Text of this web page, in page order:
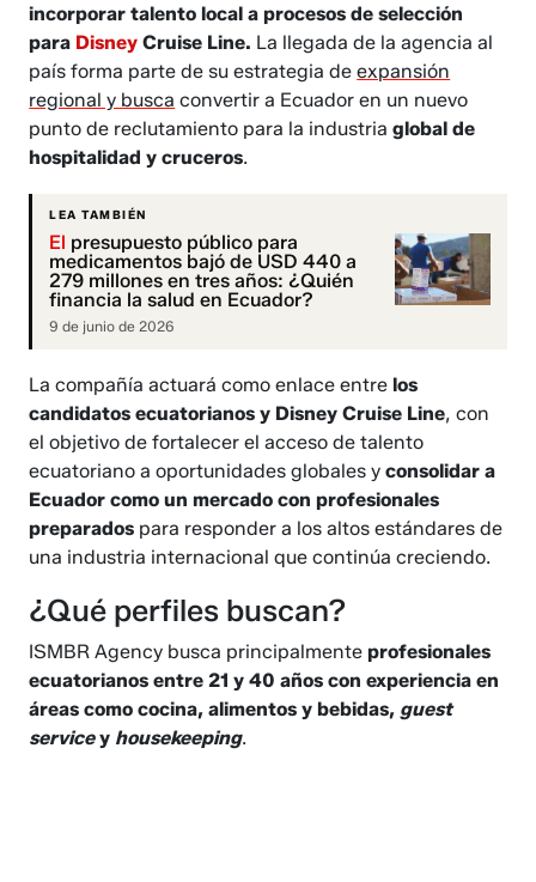
incorporar talento local a procesos de selección
para DisneyCruise Line. La llegada de la agencia al
país forma parte de su estrategia deexpansión
regional y busca convertir a Ecuador en un nuevo
punto de reclutamiento para la industria global de
hospitalidad y cruceros.
LEA TAMBIÉN
El presupuesto público para
medicamentos bajó de USD 440 a
279 millones en tres años: ¿Quién
financia la salud en Ecuador?
9 de junio de 2026
La compañía actuará como enlace entre los
candidatos ecuatorianos y Disney Cruise Line, con
el objetivo de fortalecer el acceso de talento
ecuatoriano a oportunidades globales yconsolidar a
Ecuador como un mercado con profesionales
preparados para responder a los altos estándares de
una industria internacional que continúa creciendo.
¿Qué perfiles buscan?
ISMBR Agency busca principalmenteprofesionales
ecuatorianos entre 21 y 40 años con experiencia en
áreas como cocina, alimentos y bebidas, guest
servicey housekeeping.